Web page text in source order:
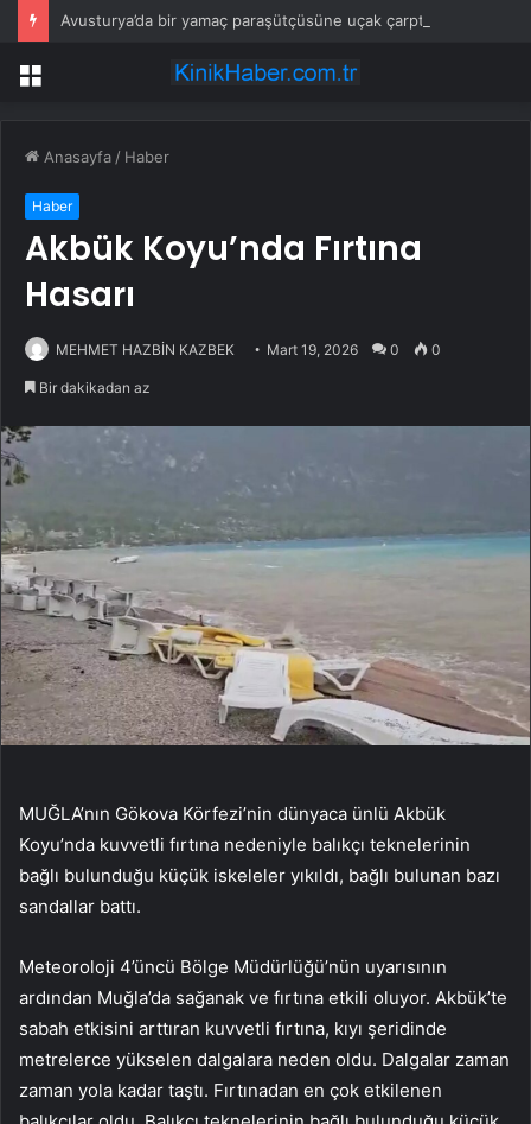
Avusturya’da bir yamaç paraşütçüsüne uçak çarptı
Menü
Anasayfa / Haber
Haber
Akbük Koyu’nda Fırtına
Hasarı
MEHMET HAZBİN KAZBEK Mart 19, 2026 0 0
Bir dakikadan az
MUĞLA’nın Gökova Körfezi’nin dünyaca ünlü Akbük
Koyu’nda kuvvetli fırtına nedeniyle balıkçı teknelerinin
bağlı bulunduğu küçük iskeleler yıkıldı, bağlı bulunan bazı
sandallar battı.
Meteoroloji 4’üncü Bölge Müdürlüğü’nün uyarısının
ardından Muğla’da sağanak ve fırtına etkili oluyor. Akbük’te
sabah etkisini arttıran kuvvetli fırtına, kıyı şeridinde
metrelerce yükselen dalgalara neden oldu. Dalgalar zaman
zaman yola kadar taştı. Fırtınadan en çok etkilenen